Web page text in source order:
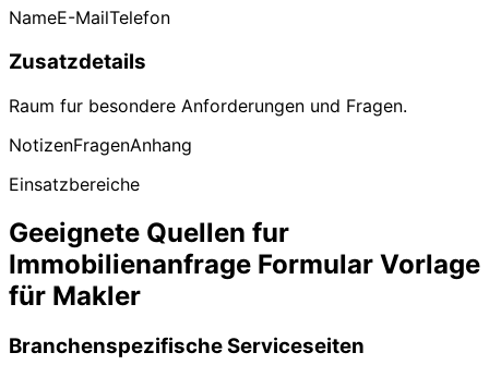
NameE-MailTelefon
Zusatzdetails
Raum fur besondere Anforderungen und Fragen.
NotizenFragenAnhang
Einsatzbereiche
Geeignete Quellen fur
Immobilienanfrage Formular Vorlage
für Makler
Branchenspezifische Serviceseiten